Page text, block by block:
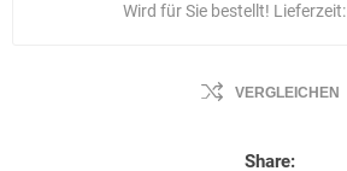
Wird für Sie bestellt! Lieferzeit:
VERGLEICHEN
Share: